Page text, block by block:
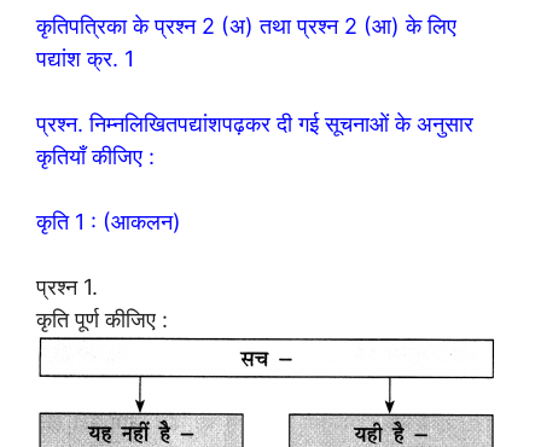
कृतिपत्रिका के प्रश्न 2 (अ) तथा प्रश्न 2 (आ) के लिए
पद्यांश क्र. 1
प्रश्न. निम्नलिखितपद्यांशपढ़कर दी गई सूचनाओं के अनुसार
कृतियाँ कीजिए :
कृति 1 : (आकलन)
प्रश्न 1.
कृति पूर्ण कीजिए :